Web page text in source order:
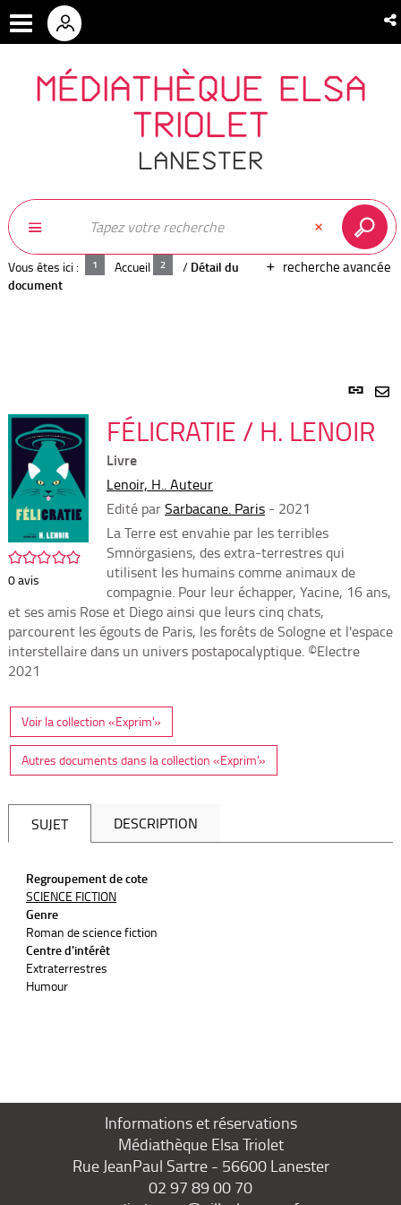
MÉDIATHÈQUE ELSA
TRIOLET
LANESTER
recherche avancée
Vous êtes ici : Accueil / Détail du
document
Lien
/5
0avis
FÉLICRATIE / H. LENOIR
Livre
Lenoir, H.. Auteur
Edité parSarbacane. Paris - 2021
La Terre est envahie par les terribles
Smnörgasiens, des extra-terrestres qui
utilisent les humains comme animaux de
compagnie. Pour leur échapper, Yacine, 16 ans,
et ses amis Rose et Diego ainsi que leurs cinq chats,
parcourent les égouts de Paris, les forêts de Sologne et l'espace
interstellaire dans un univers postapocalyptique. ©Electre
2021
Voir la collection «Exprim'»
Autres documents dans la collection «Exprim'»
SUJET DESCRIPTION
Regroupement de cote
SCIENCE FICTION
Genre
Roman de science fiction
Centre d'intérêt
Extraterrestres
Humour
Informations et réservations
Médiathèque Elsa Triolet
Rue JeanPaul Sartre - 56600 Lanester
02 97 89 00 70